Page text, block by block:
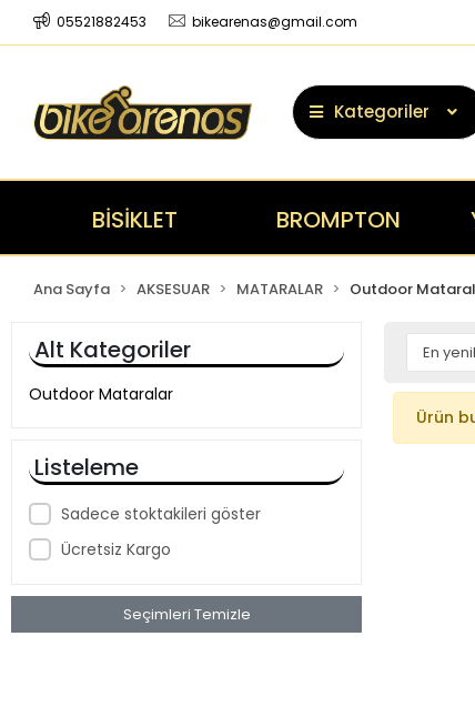
05521882453 bikearenas@gmail.com
Kategoriler
BİSİKLET BROMPTON
Ana Sayfa AKSESUAR MATARALAR Outdoor
Alt Kategoriler
Outdoor Mataralar
Listeleme
Sadece stoktakileri göster
Ücretsiz Kargo
Seçimleri Temizle
Ürün